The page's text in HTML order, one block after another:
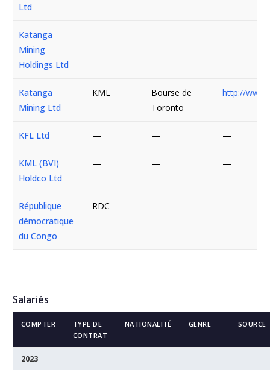
Ltd
Katanga
Mining
Holdings Ltd
— — —
Katanga
Mining Ltd
KML
Bourse de
Toronto
http://
KFL Ltd — — —
KML (BVI)
Holdco Ltd
— — —
République
démocratique
du Congo
RDC — —
Salariés
COMPTER
TYPE DE
CONTRAT
NATIONALITÉ GENRE SOURCE
2023